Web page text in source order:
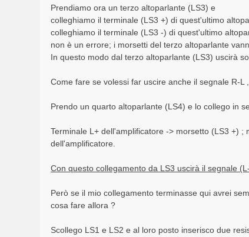
Prendiamo ora un terzo altoparlante (LS3) e
colleghiamo il terminale (LS3 +) di quest'ultimo
colleghiamo il terminale (LS3 -) di quest'ultimo
non è un errore; i morsetti del terzo altoparlante
In questo modo dal terzo altoparlante (LS3) uscirà
Come fare se volessi far uscire anche il segnale R-L
Prendo un quarto altoparlante (LS4) e lo collego in
Terminale L+ dell'amplificatore -> morsetto (LS3 +)
dell'amplificatore.
Con questo collegamento da LS3 uscirà il segnale
Però se il mio collegamento terminasse qui avrei
cosa fare allora ?
Scollego LS1 e LS2 e al loro posto inserisco due